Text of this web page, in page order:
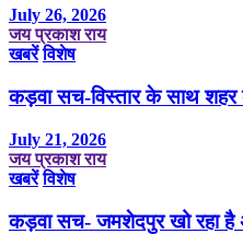
July 26, 2026
जय प्रकाश राय
खबरें विशेष
कड़वा सच-विस्तार के साथ शहर
July 21, 2026
जय प्रकाश राय
खबरें विशेष
कड़वा सच- जमशेदपुर खो रहा है